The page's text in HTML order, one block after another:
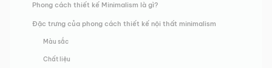
Phong cách thiết kế Minimalism là gì?
Đặc trưng của phong cách thiết kế nội thất minimalism
Màu sắc
Chất liệu